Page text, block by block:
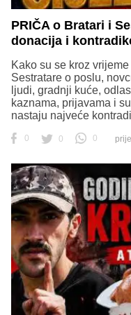
PRIČA o Bratari i
donacija i
Kako su se kroz
Sestratare o poslu,
ljudi, gradnji kuće,
kaznama, prijavama i
nastaju najveće
0 0 0